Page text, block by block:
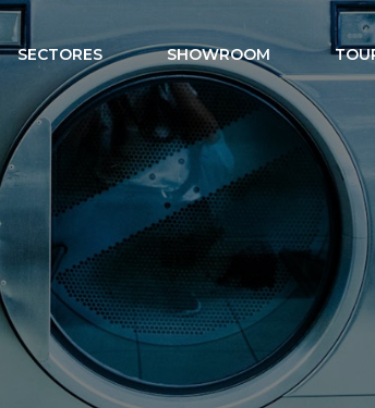
SECTORES SHOWROOM